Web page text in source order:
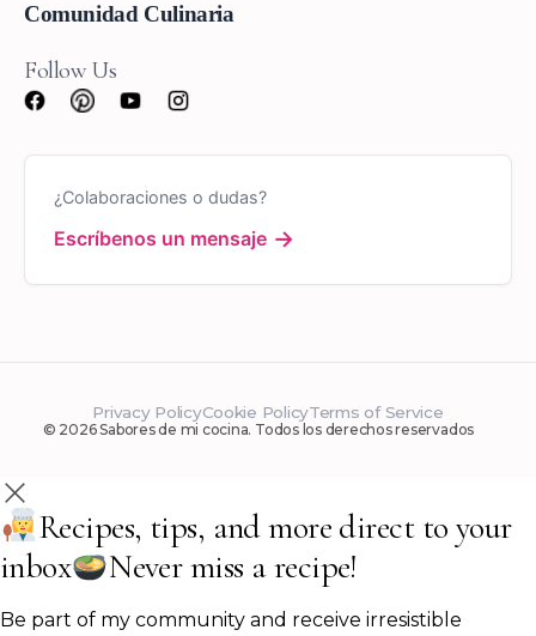
Comunidad Culinaria
Follow Us
¿Colaboraciones o dudas?
Escríbenos un mensaje →
Privacy PolicyCookie PolicyTerms of Service
© 2026 Sabores de mi cocina. Todos los derechos reservados
Recipes, tips, and more direct to your
inbox
Never miss a recipe!
Be part of my community and receive irresistible